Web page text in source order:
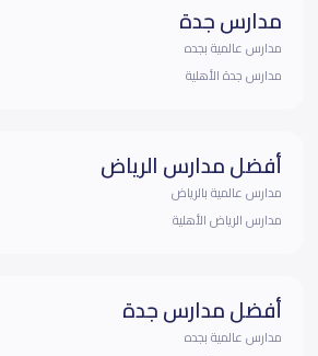
مدارس جدة
مدارس عالمية بجده
مدارس جدة الأهلية
أفضل مدارس الرياض
مدارس عالمية بالرياض
مدارس الرياض الأهلية
أفضل مدارس جدة
مدارس عالمية بجده